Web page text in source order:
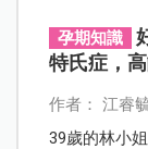
孕期知識
特氏症，
作者： 江睿
39歲的林小